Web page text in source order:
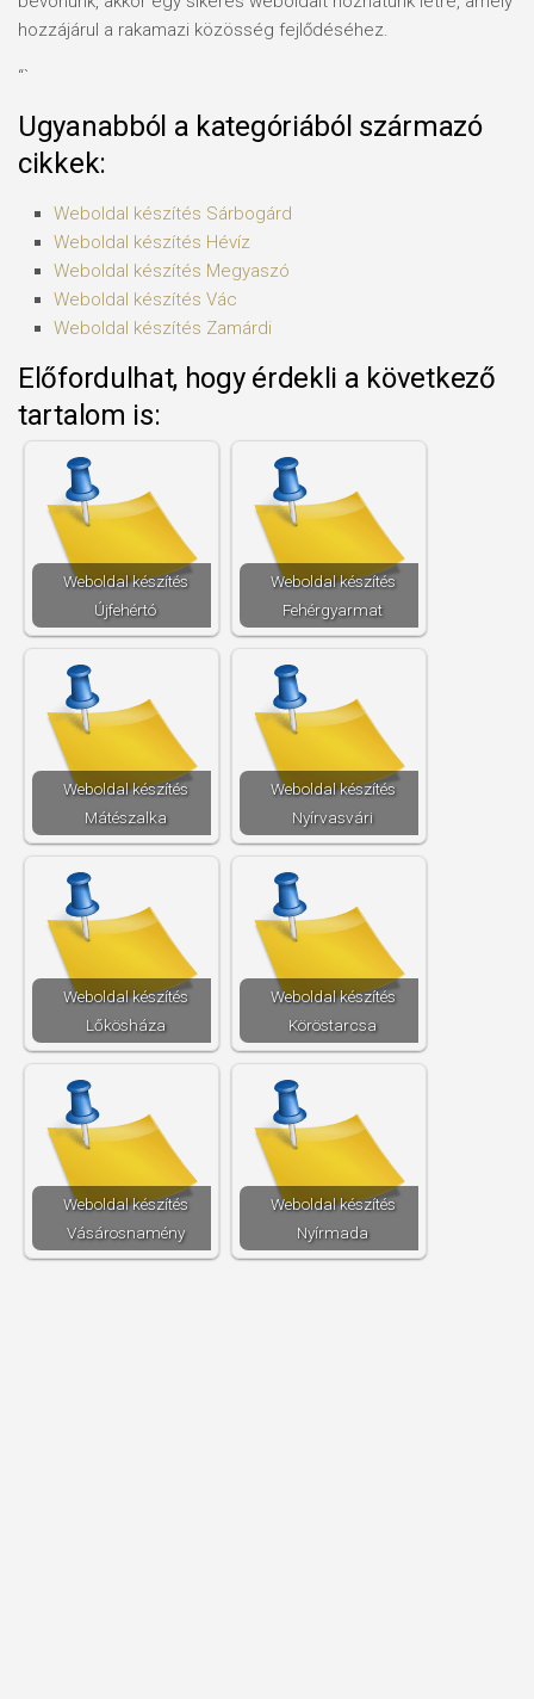
hozzájárul a rakamazi közösség fejlődéséhez.
“`
Ugyanabból a kategóriából származó
cikkek:
Weboldal készítés​ Sárbogárd
Weboldal készítés​ Hévíz
Weboldal készítés​ Megyaszó
Weboldal készítés​ Vác
Weboldal készítés​ Zamárdi
Előfordulhat, hogy érdekli a következő
tartalom is:
Weboldal készítés​
Újfehértó
Weboldal készítés​
Fehérgyarmat
Weboldal készítés​
Mátészalka
Weboldal készítés​
Nyírvasvári
Weboldal készítés​
Lőkösháza
Weboldal készítés​
Köröstarcsa
Weboldal készítés​
Vásárosnamény
Weboldal készítés​
Nyírmada